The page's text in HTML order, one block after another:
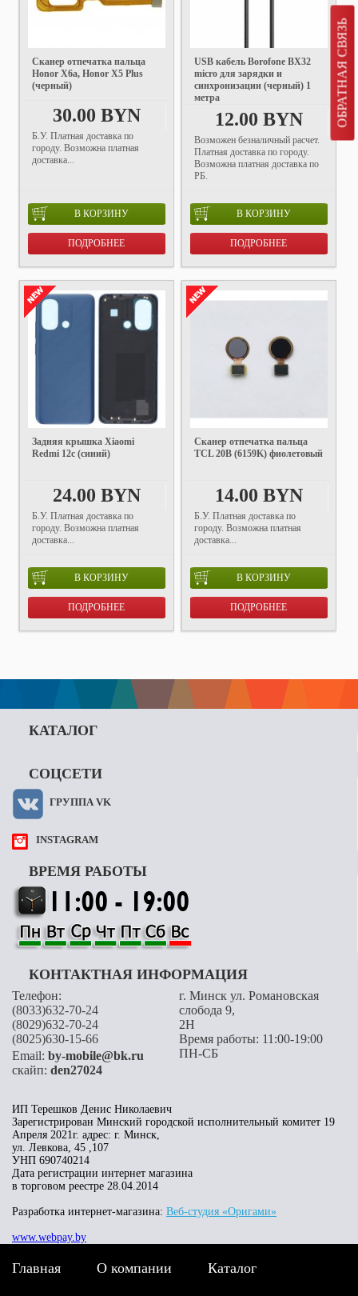
ОБРАТНАЯ СВЯЗЬ
Сканер отпечатка пальца
Honor X6a, Honor X5 Plus
(черный)
30.00 BYN
Б.У. Платная доставка по
городу. Возможна платная
доставка...
В КОРЗИНУ
ПОДРОБНЕЕ
USB кабель Borofone BX32
micro для зарядки и
синхронизации (черный) 1
метра
12.00 BYN
Возможен безналичный расчет.
Платная доставка по городу.
Возможна платная доставка по
РБ.
В КОРЗИНУ
ПОДРОБНЕЕ
Задняя крышка Xiaomi
Redmi 12c (синий)
24.00 BYN
Б.У. Платная доставка по
городу. Возможна платная
доставка...
В КОРЗИНУ
ПОДРОБНЕЕ
Сканер отпечатка пальца
TCL 20B (6159K) фиолетовый
14.00 BYN
Б.У. Платная доставка по
городу. Возможна платная
доставка...
В КОРЗИНУ
ПОДРОБНЕЕ
КАТАЛОГ
СОЦСЕТИ
ГРУППА VK
INSTAGRAM
ВРЕМЯ РАБОТЫ
КОНТАКТНАЯ ИНФОРМАЦИЯ
Телефон:
(8033)632-70-24
(8029)632-70-24
(8025)630-15-66
Email: by-mobile@bk.ru
скайп: den27024
г. Минск ул. Романовская
слобода 9,
2H
Время работы: 11:00-19:00
ПН-СБ
ИП Терешков Денис Николаевич
Зарегистрирован Минский городской исполнительный комитет 19
Апреля 2021г. адрес: г. Минск,
ул. Левкова, 45 ,107
УНП 690740214
Дата регистрации интернет магазина
в торговом реестре 28.04.2014
Разработка интернет-магазина: Веб-студия «Оригами»
www.webpay.by
Главная О компании Каталог